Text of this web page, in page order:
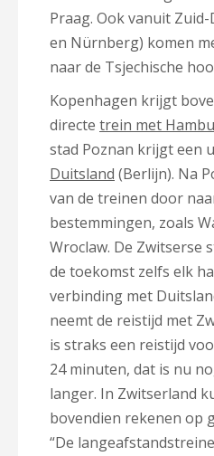
Praag. Ook vanuit
en Nürnberg) komen
naar de Tsjechische
Kopenhagen krijgt
directe trein met
stad Poznan krijgt een
Duitsland (Berlijn). Na
van de treinen door
bestemmingen, zoals
Wroclaw. De Zwitserse
de toekomst zelfs elk
verbinding met
neemt de reistijd met
is straks een reistijd
24 minuten, dat is nu
langer. In Zwitserland
bovendien rekenen op
“De